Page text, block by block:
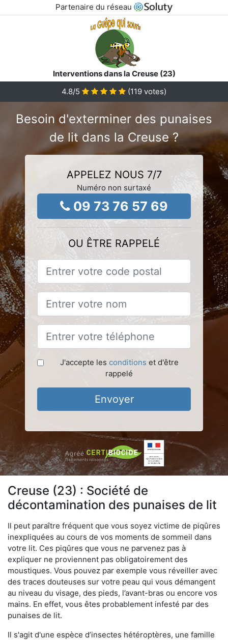
Partenaire du réseau
Interventions dans la Creuse (23)
4.8/5 (119 votes)
Besoin d'exterminer des punaises
de lit dans la Creuse ?
APPELEZ NOUS 7/7
Numéro non surtaxé
09 73 76 57 69
OU ÊTRE RAPPELÉ
J'accepte les conditions et d'être
rappelé
Envoyer
Creuse (23) : Société de
décontamination des punaises de lit
Il peut paraître fréquent que vous soyez victime de piqûres
inexpliquées au cours de vos moments de sommeil dans
votre lit. Ces piqûres que vous ne parvenez pas à
expliquer ne proviennent pas obligatoirement des
moustiques. Vous pouvez par exemple vous réveiller avec
des traces douteuses sur votre peau qui vous démangent
au niveau du visage, des pieds, l’avant-bras ou encore vos
mains. En effet, vous êtes probablement infesté par des
punaises de lit.
Il s'agit d'une espèce d’insectes hétéroptères, une famille